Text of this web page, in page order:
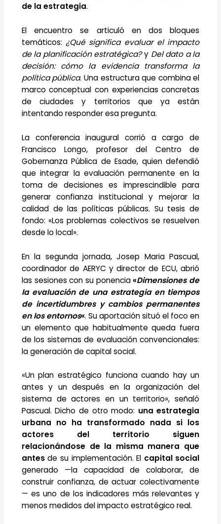
de la estrategia.
El encuentro se articuló en dos bloques
temáticos:¿Qué significa evaluar el impacto
de la planificación estratégica?y Del dato a la
decisión: cómo la evidencia transforma la
política pública. Una estructura que combina el
marco conceptual con experiencias concretas
de ciudades y territorios que ya están
intentando responder esa pregunta.
La conferencia inaugural corrió a cargo de
Francisco Longo, profesor del Centro de
Gobernanza Pública de Esade, quien defendió
que integrar la evaluación permanente en la
toma de decisiones es imprescindible para
generar confianza institucional y mejorar la
calidad de las políticas públicas. Su tesis de
fondo: «Los problemas colectivos se resuelven
desde lo local».
En la segunda jornada, Josep Maria Pascual,
coordinador de AERYC y director de ECU, abrió
las sesiones con su ponencia«Dimensiones de
la evaluación de una estrategia en tiempos
de incertidumbres y cambios permanentes
en los entornos«. Su aportación situó el foco en
un elemento que habitualmente queda fuera
de los sistemas de evaluación convencionales:
la generación de capital social.
«Un plan estratégico funciona cuando hay un
antes y un después en la organización del
sistema de actores en un territorio», señaló
Pascual. Dicho de otro modo: una estrategia
urbana no ha transformado nada si los
actores del territorio siguen
relacionándose de la misma manera que
antesde su implementación. El capital social
generado —la capacidad de colaborar, de
construir confianza, de actuar colectivamente
— es uno de los indicadores más relevantes y
menos medidos del impacto estratégico real.